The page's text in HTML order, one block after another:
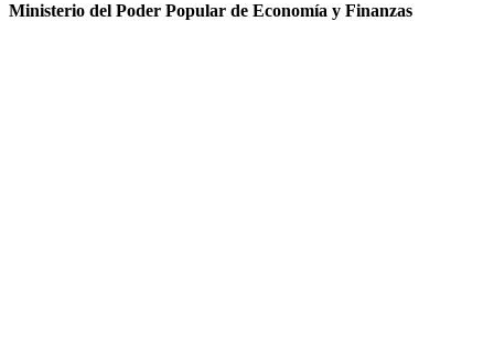
Ministerio del Poder Popular de Economía y Finanzas